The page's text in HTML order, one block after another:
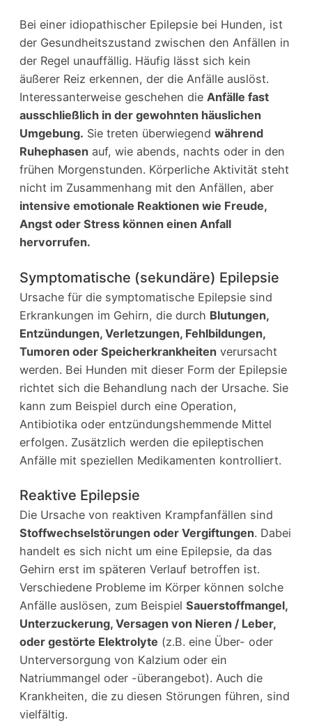
Bei einer idiopathischer Epilepsie bei Hunden, ist
der Gesundheitszustand zwischen den Anfällen in
der Regel unauffällig. Häufig lässt sich kein
äußerer Reiz erkennen, der die Anfälle auslöst.
Interessanterweise geschehen die Anfälle fast
ausschließlich in der gewohnten häuslichen
Umgebung. Sie treten überwiegend während
Ruhephasen auf, wie abends, nachts oder in den
frühen Morgenstunden. Körperliche Aktivität steht
nicht im Zusammenhang mit den Anfällen, aber
intensive emotionale Reaktionen wie Freude,
Angst oder Stress können einen Anfall
hervorrufen.
Symptomatische (sekundäre) Epilepsie
Ursache für die symptomatische Epilepsie sind
Erkrankungen im Gehirn, die durch Blutungen,
Entzündungen, Verletzungen, Fehlbildungen,
Tumoren oder Speicherkrankheiten verursacht
werden. Bei Hunden mit dieser Form der Epilepsie
richtet sich die Behandlung nach der Ursache. Sie
kann zum Beispiel durch eine Operation,
Antibiotika oder entzündungshemmende Mittel
erfolgen. Zusätzlich werden die epileptischen
Anfälle mit speziellen Medikamenten kontrolliert.
Reaktive Epilepsie
Die Ursache von reaktiven Krampfanfällen sind
Stoffwechselstörungen oder Vergiftungen. Dabei
handelt es sich nicht um eine Epilepsie, da das
Gehirn erst im späteren Verlauf betroffen ist.
Verschiedene Probleme im Körper können solche
Anfälle auslösen, zum Beispiel Sauerstoffmangel,
Unterzuckerung, Versagen von Nieren / Leber,
oder gestörte Elektrolyte (z.B. eine Über- oder
Unterversorgung von Kalzium oder ein
Natriummangel oder -überangebot). Auch die
Krankheiten, die zu diesen Störungen führen, sind
vielfältig.